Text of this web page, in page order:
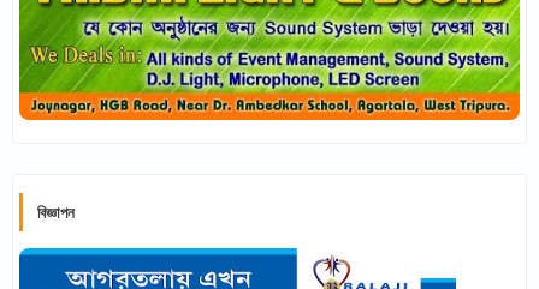
বিজ্ঞাপন